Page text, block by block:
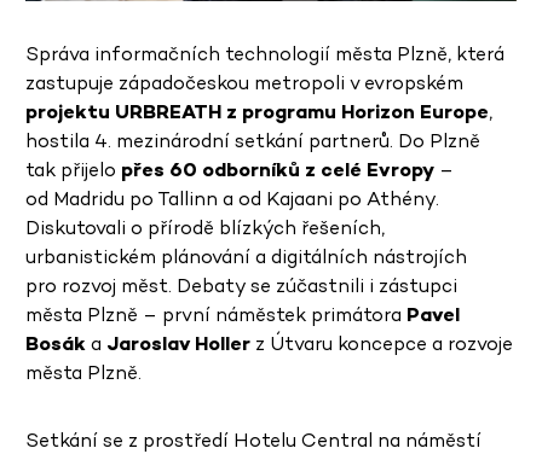
Správa informačních technologií města Plzně, která
zastupuje západočeskou metropoli v evropském
projektu URBREATH z programu Horizon Europe,
hostila 4. mezinárodní setkání partnerů. Do Plzně
tak přijelo přes 60 odborníků z celé Evropy –
od Madridu po Tallinn a od Kajaani po Athény.
Diskutovali o přírodě blízkých řešeních,
urbanistickém plánování a digitálních nástrojích
pro rozvoj měst. Debaty se zúčastnili i zástupci
města Plzně – první náměstek primátora Pavel
Bosáka Jaroslav Holler z Útvaru koncepce a rozvoje
města Plzně.
Setkání se z prostředí Hotelu Central na náměstí